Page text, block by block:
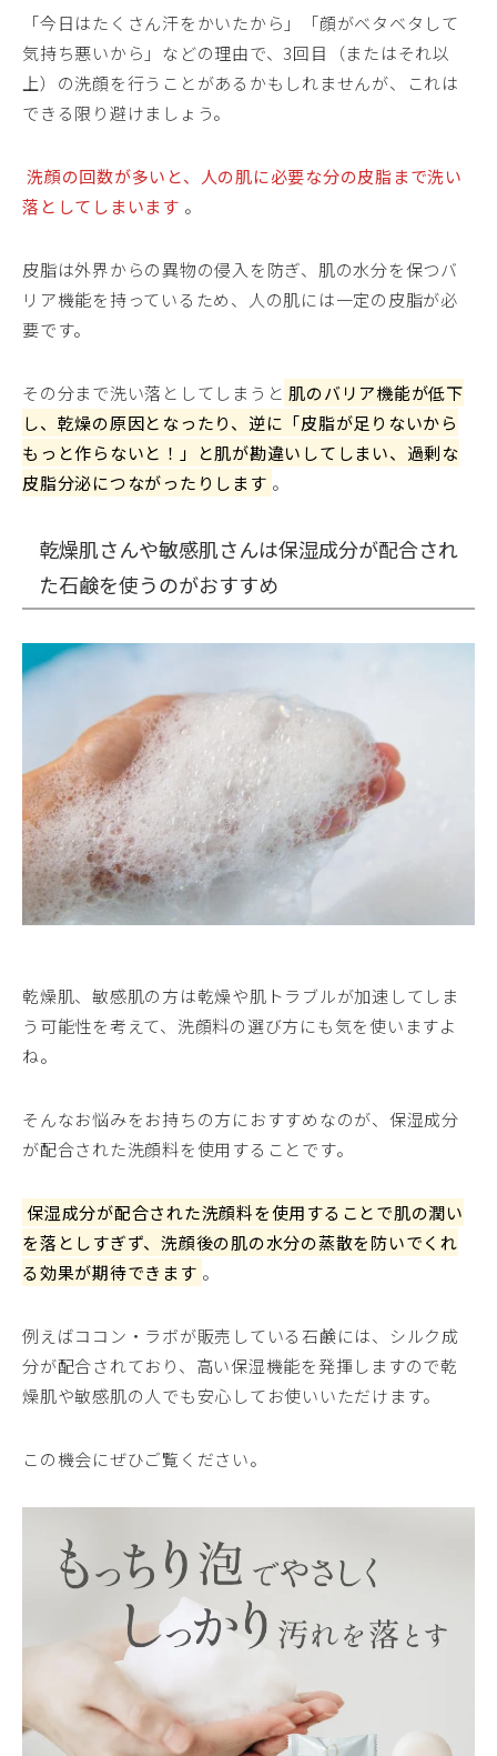
「今日はたくさん汗をかいたから」「顔がベタベタして
気持ち悪いから」などの理由で、3回目（またはそれ以
上）の洗顔を行うことがあるかもしれませんが、これは
できる限り避けましょう。
洗顔の回数が多いと、人の肌に必要な分の皮脂まで洗い
落としてしまいます 。
皮脂は外界からの異物の侵入を防ぎ、肌の水分を保つバ
リア機能を持っているため、人の肌には一定の皮脂が必
要です。
その分まで洗い落としてしまうと 肌のバリア機能が低下
し、乾燥の原因となったり、逆に「皮脂が足りないから
もっと作らないと！」と肌が勘違いしてしまい、過剰な
皮脂分泌につながったりします 。
乾燥肌さんや敏感肌さんは保湿成分が配合され
た石鹸を使うのがおすすめ
乾燥肌、敏感肌の方は乾燥や肌トラブルが加速してしま
う可能性を考えて、洗顔料の選び方にも気を使いますよ
ね。
そんなお悩みをお持ちの方におすすめなのが、保湿成分
が配合された洗顔料を使用することです。
保湿成分が配合された洗顔料を使用することで肌の潤い
を落としすぎず、洗顔後の肌の水分の蒸散を防いでくれ
る効果が期待できます 。
例えばココン・ラボが販売している石鹸には、シルク成
分が配合されており、高い保湿機能を発揮しますので乾
燥肌や敏感肌の人でも安心してお使いいただけます。
この機会にぜひご覧ください。